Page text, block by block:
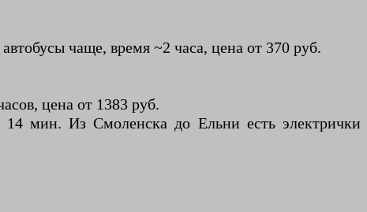
чаще, время ~2 часа, цена от 370 руб.
цена от 1383 руб.
мин. Из Смоленска до Ельни есть электрички